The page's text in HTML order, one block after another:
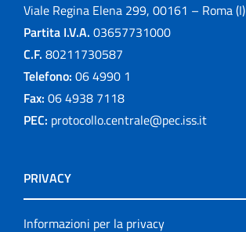
Viale Regina Elena 299, 00161 – Roma (I)
Partita I.V.A. 03657731000
C.F. 80211730587
Telefono: 06 4990 1
Fax: 06 4938 7118
PEC: protocollo.centrale@pec.iss.it
PRIVACY
Informazioni per la privacy